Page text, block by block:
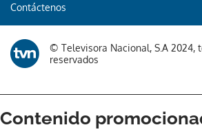
Contáctenos
© Televisora Nacional, S.A 2024,
reservados